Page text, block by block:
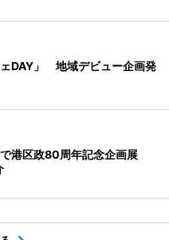
DAY」 地域デビュー企画発
港区政80周年記念企画展